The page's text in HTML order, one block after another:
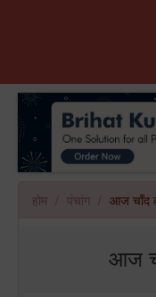
होम पंचांग आज चाँद
आज